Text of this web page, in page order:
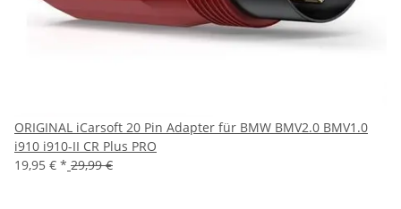
ORIGINAL iCarsoft 20 Pin Adapter für BMW BMV2.0 BMV1.0
i910 i910-II CR Plus PRO
19,95 € * 29,99 €